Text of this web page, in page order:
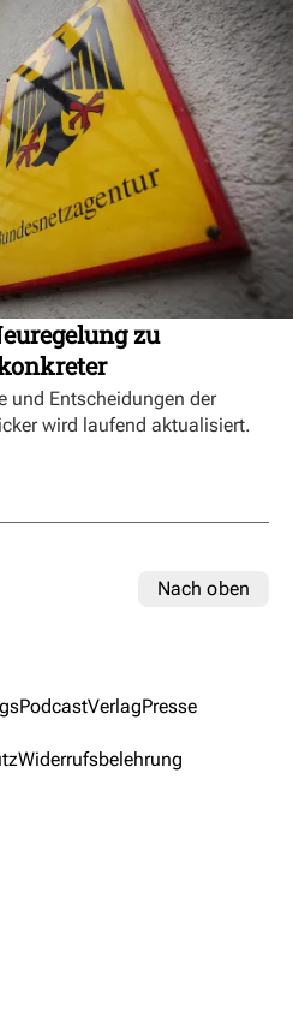
zu
und Entscheidungen der
wird laufend aktualisiert.
Nach oben
PodcastVerlagPresse
Widerrufsbelehrung